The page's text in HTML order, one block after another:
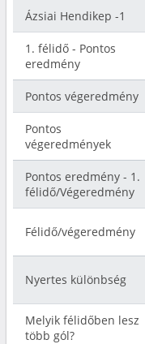
Ázsiai Hendikep -1
1. félidő - Pontos
eredmény
Pontos végeredmény
Pontos
végeredmények
Pontos eredmény - 1.
félidő/Végeredmény
Félidő/végeredmény
Nyertes különbség
Melyik félidőben lesz
több gól?